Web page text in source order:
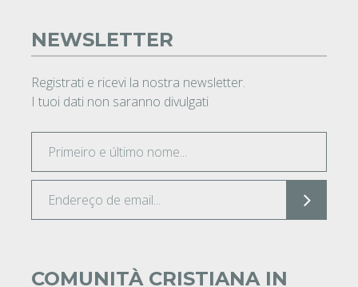
NEWSLETTER
Registrati e ricevi la nostra newsletter.
I tuoi dati non saranno divulgati
COMUNITÀ CRISTIANA IN